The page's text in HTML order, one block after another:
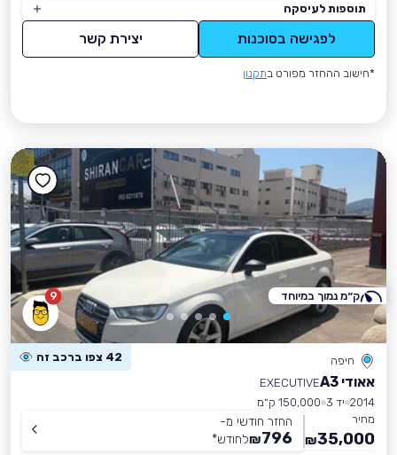
תוספות לעיסקה
לפגישה בסוכנות יצירת קשר
*חישוב ההחזר מפורט בתקנון
9
חיפה 42 צפו ברכב זה
אאודי A3
EXECUTIVE
2014 יד 3
150,000 ק״מ
מחיר
35,000
₪
החזר חודשי מ-
796
₪לחודש*
ק״מ נמוך במיוחד